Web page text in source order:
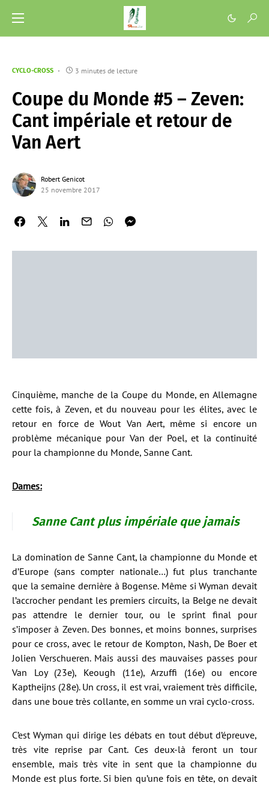
CYCLO-CROSS 3 minutes de lecture
Coupe du Monde #5 – Zeven:
Cant impériale et retour de
Van Aert
Robert Genicot
25 novembre 2017
Cinquième, manche de la Coupe du Monde, en Allemagne
cette fois, à Zeven, et du nouveau pour les élites, avec le
retour en force de Wout Van Aert, même si encore un
problème mécanique pour Van der Poel, et la continuité
pour la championne du Monde, Sanne Cant.
Dames:
Sanne Cant plus impériale que jamais
La domination de Sanne Cant, la championne du Monde et
d’Europe (sans compter nationale…) fut plus tranchante
que la semaine dernière à Bogense. Même si Wyman devait
l’accrocher pendant les premiers circuits, la Belge ne devait
pas attendre le dernier tour, ou le sprint final pour
s’imposer à Zeven. Des bonnes, et moins bonnes, surprises
pour ce cross, avec le retour de Kompton, Nash, De Boer et
Jolien Verschueren. Mais aussi des mauvaises passes pour
Van Loy (23e), Keough (11e), Arzuffi (16e) ou encore
Kaptheijns (28e). Un cross, il est vrai, vraiement très difficile,
dans une boue très collante, en somme un vrai cyclo-cross.
C’est Wyman qui dirige les débats en tout début d’épreuve,
très vite reprise par Cant. Ces deux-là feront un tour
ensemble, mais très vite in sent que la championne du
Monde est plus forte. Si bien qu’une fois en tête, on devait